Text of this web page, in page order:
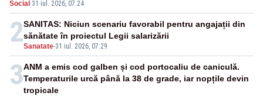
ridicate de la sol
Social ·31 iul. 2026, 07:24
2Sanatate-31 iul. 2026, 07:29
SANITAS: Niciun scenariu favorabil pentru angajații din
sănătate în proiectul Legii salarizării
3ANM a emis cod galben și cod portocaliu de caniculă.
Temperaturile urcă până la 38 de grade, iar nopțile devin
tropicale